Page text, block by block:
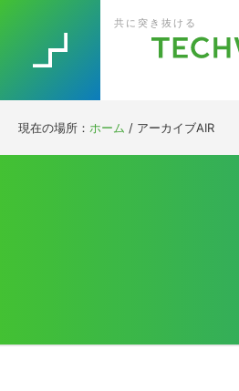
共に突き抜ける
現在の場所： ホーム / アーカイブAIR